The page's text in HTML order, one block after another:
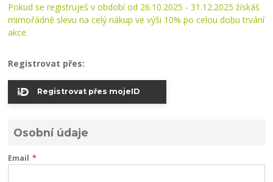
Pokud se registruješ v období od 26.10.2025 - 31.12.2025 žískáš
mimořádně slevu na celý nákup ve výši 10% po celou dobu trvání
akce.
Registrovat přes:
Registrovat přes mojeID
Osobní údaje
Email *